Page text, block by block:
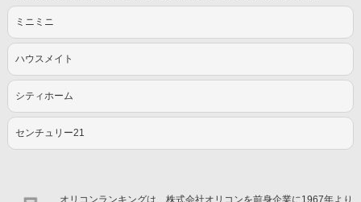
ミニミニ
ハウスメイト
シティホーム
センチュリー21
オリコンランキングは、株式会社オリコンを前身企業に1967年より